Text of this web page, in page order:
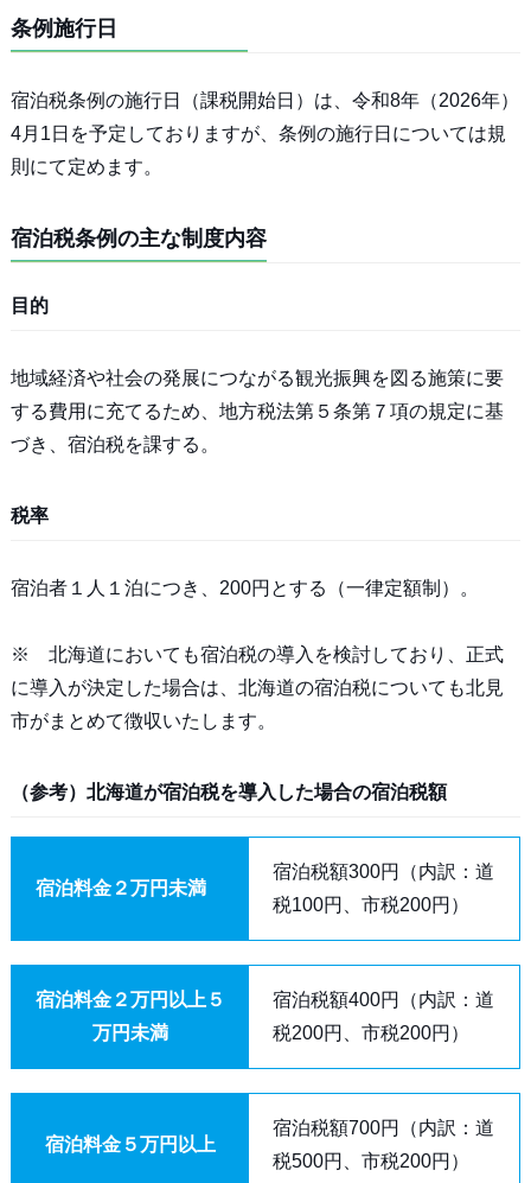
条例施行日
宿泊税条例の施行日（課税開始日）は、令和8年（2026年）
4月1日を予定しておりますが、条例の施行日については規
則にて定めます。
宿泊税条例の主な制度内容
目的
地域経済や社会の発展につながる観光振興を図る施策に要
する費用に充てるため、地方税法第５条第７項の規定に基
づき、宿泊税を課する。
税率
宿泊者１人１泊につき、200円とする（一律定額制）。
※ 北海道においても宿泊税の導入を検討しており、正式
に導入が決定した場合は、北海道の宿泊税についても北見
市がまとめて徴収いたします。
（参考）北海道が宿泊税を導入した場合の宿泊税額
宿泊料金２万円未満
宿泊税額300円（内訳：道
税100円、市税200円）
宿泊料金２万円以上５
万円未満
宿泊税額400円（内訳：道
税200円、市税200円）
宿泊料金５万円以上
宿泊税額700円（内訳：道
税500円、市税200円）